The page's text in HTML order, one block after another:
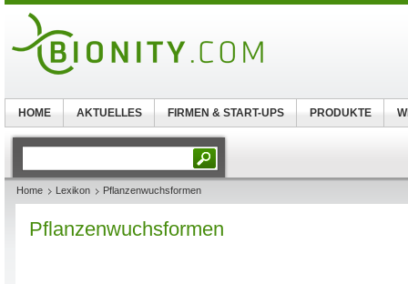
Home Lexikon Pflanzenwuchsformen
Pflanzenwuchsformen
HOME AKTUELLES FIRMEN & START-UPS PRODUKTE